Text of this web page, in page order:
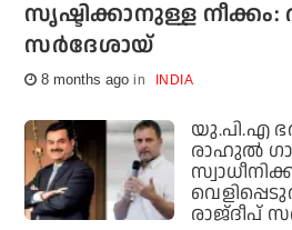
സൃഷ്ടിക്കാനുള്ള നീക്കം:
സര്‍ദേശായ്
8 months ago INDIA
യു.പി.എ
രാഹുല്‍
രാജ്ദീപ്